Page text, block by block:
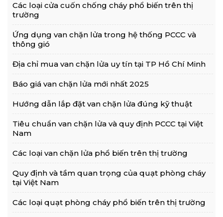
Các loại cửa cuốn chống cháy phổ biến trên thị
trường
Ứng dụng van chặn lửa trong hệ thống PCCC và
thông gió
Địa chỉ mua van chặn lửa uy tín tại TP Hồ Chí Minh
Báo giá van chặn lửa mới nhất 2025
Hướng dẫn lắp đặt van chặn lửa đúng kỹ thuật
Tiêu chuẩn van chặn lửa và quy định PCCC tại Việt
Nam
Các loại van chặn lửa phổ biến trên thị trường
Quy định và tầm quan trọng của quạt phòng cháy
tại Việt Nam
Các loại quạt phòng cháy phổ biến trên thị trường